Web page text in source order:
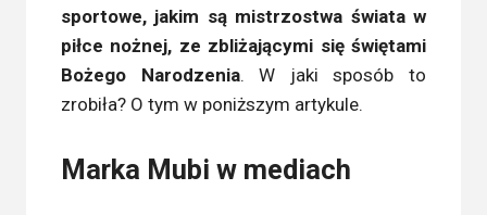
sportowe, jakim są mistrzostwa świata w
piłce nożnej, ze zbliżającymi się świętami
Bożego Narodzenia. W jaki sposób to
zrobiła? O tym w poniższym artykule.
Marka Mubi w mediach